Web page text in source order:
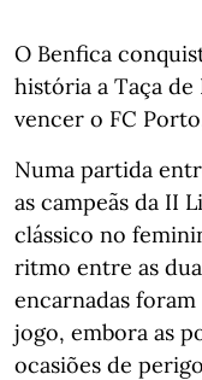
O Benfica
história a Taça
vencer o FC
Numa partida
as campeãs da II
clássico no
ritmo entre as
encarnadas
jogo, embora as
ocasiões de